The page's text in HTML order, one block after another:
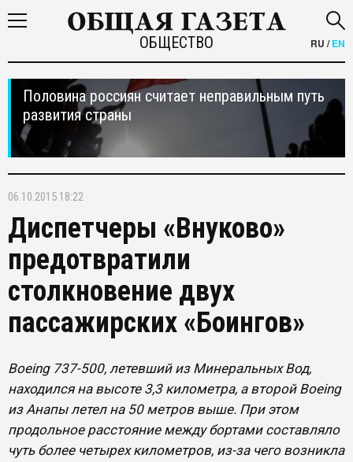
ОБЩЕСТВО RU /EN
Половина россиян считает неправильным путь
развития страны
06.10.2015 18:22
Диспетчеры «Внуково»
предотвратили
столкновение двух
пассажирских «Боингов»
Boeing 737-500, летевший из Минеральных Вод,
находился на высоте 3,3 километра, а второй Boeing
из Анапы летел на 50 метров выше. При этом
продольное расстояние между бортами составляло
чуть более четырех километров, из-за чего возникла